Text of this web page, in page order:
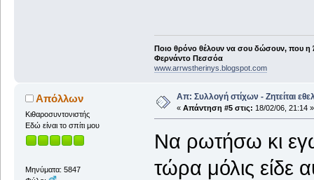
Ποιο θρόνο θέλουν να σου δώσουν, που η
Φερνάντο Πεσσόα
www.arrwstherinys.blogspot.com
Απόλλων
Κιθαροσυντονιστής
Εδώ είναι το σπίτι μου
Μηνύματα: 5847
Απ: Συλλογή στίχων - Ζητείται
« Απάντηση #5 στις: 18/02/06, 21:14 »
Να ρωτήσω κι
τώρα μόλις είδε